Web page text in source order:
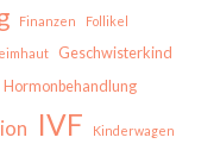
Finanzen Follikel
Geschwisterkind
Hormonbehandlung
IVF Kinderwagen